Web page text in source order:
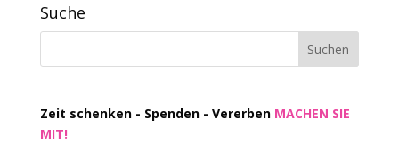
Suche
Zeit schenken - Spenden - Vererben MACHEN SIE
MIT!